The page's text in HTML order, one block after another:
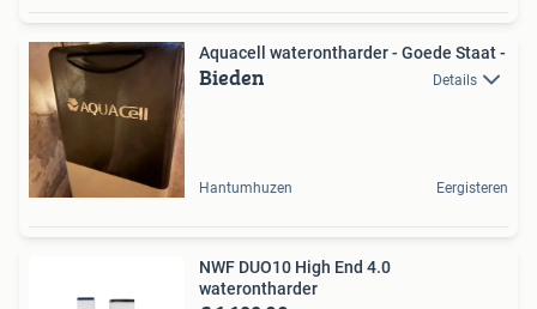
Aquacell waterontharder - Goede Staat -
Bieden Details
Hantumhuzen Eergisteren
NWF DUO10 High End 4.0
waterontharder